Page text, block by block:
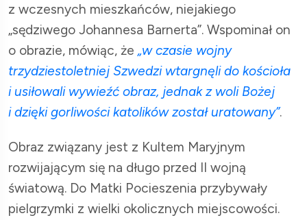
z wczesnych mieszkańców, niejakiego
„sędziwego Johannesa Barnerta”. Wspominał on
o obrazie, mówiąc, że „w czasie wojny
trzydziestoletniej Szwedzi wtargnęli do kościoła
i usiłowali wywieźć obraz, jednak z woli Bożej
i dzięki gorliwości katolików został uratowany”.
Obraz związany jest z Kultem Maryjnym
rozwijającym się na długo przed II wojną
światową. Do Matki Pocieszenia przybywały
pielgrzymki z wielki okolicznych miejscowości.